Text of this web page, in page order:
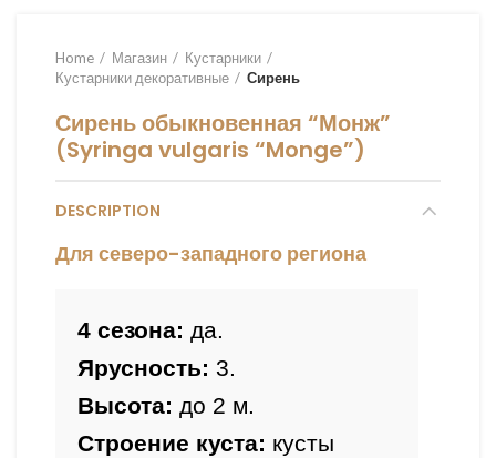
Home Магазин
Кустарники
Кустарники декоративные
Сирень
Сирень обыкновенная “Монж”
(Syringa vulgaris “Monge”)
DESCRIPTION
Для северо-западного региона
4 сезона: да.
Ярусность: 3.
Высота: до 2 м.
Строение куста: кусты